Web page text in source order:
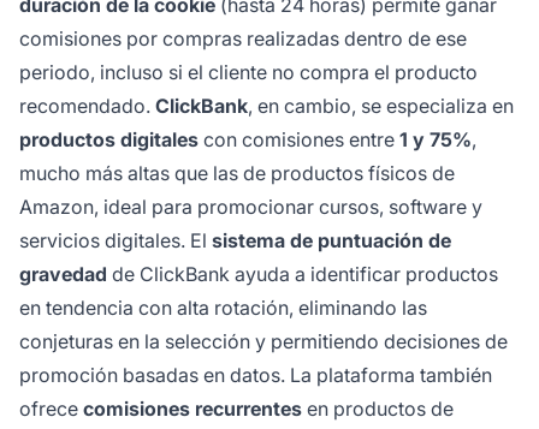
duración de la cookie (hasta 24 horas) permite ganar
comisiones por compras realizadas dentro de ese
periodo, incluso si el cliente no compra el producto
recomendado. ClickBank, en cambio, se especializa en
productos digitales con comisiones entre 1 y 75%,
mucho más altas que las de productos físicos de
Amazon, ideal para promocionar cursos, software y
servicios digitales. El sistema de puntuación de
gravedad de ClickBank ayuda a identificar productos
en tendencia con alta rotación, eliminando las
conjeturas en la selección y permitiendo decisiones de
promoción basadas en datos. La plataforma también
ofrece comisiones recurrentes en productos de